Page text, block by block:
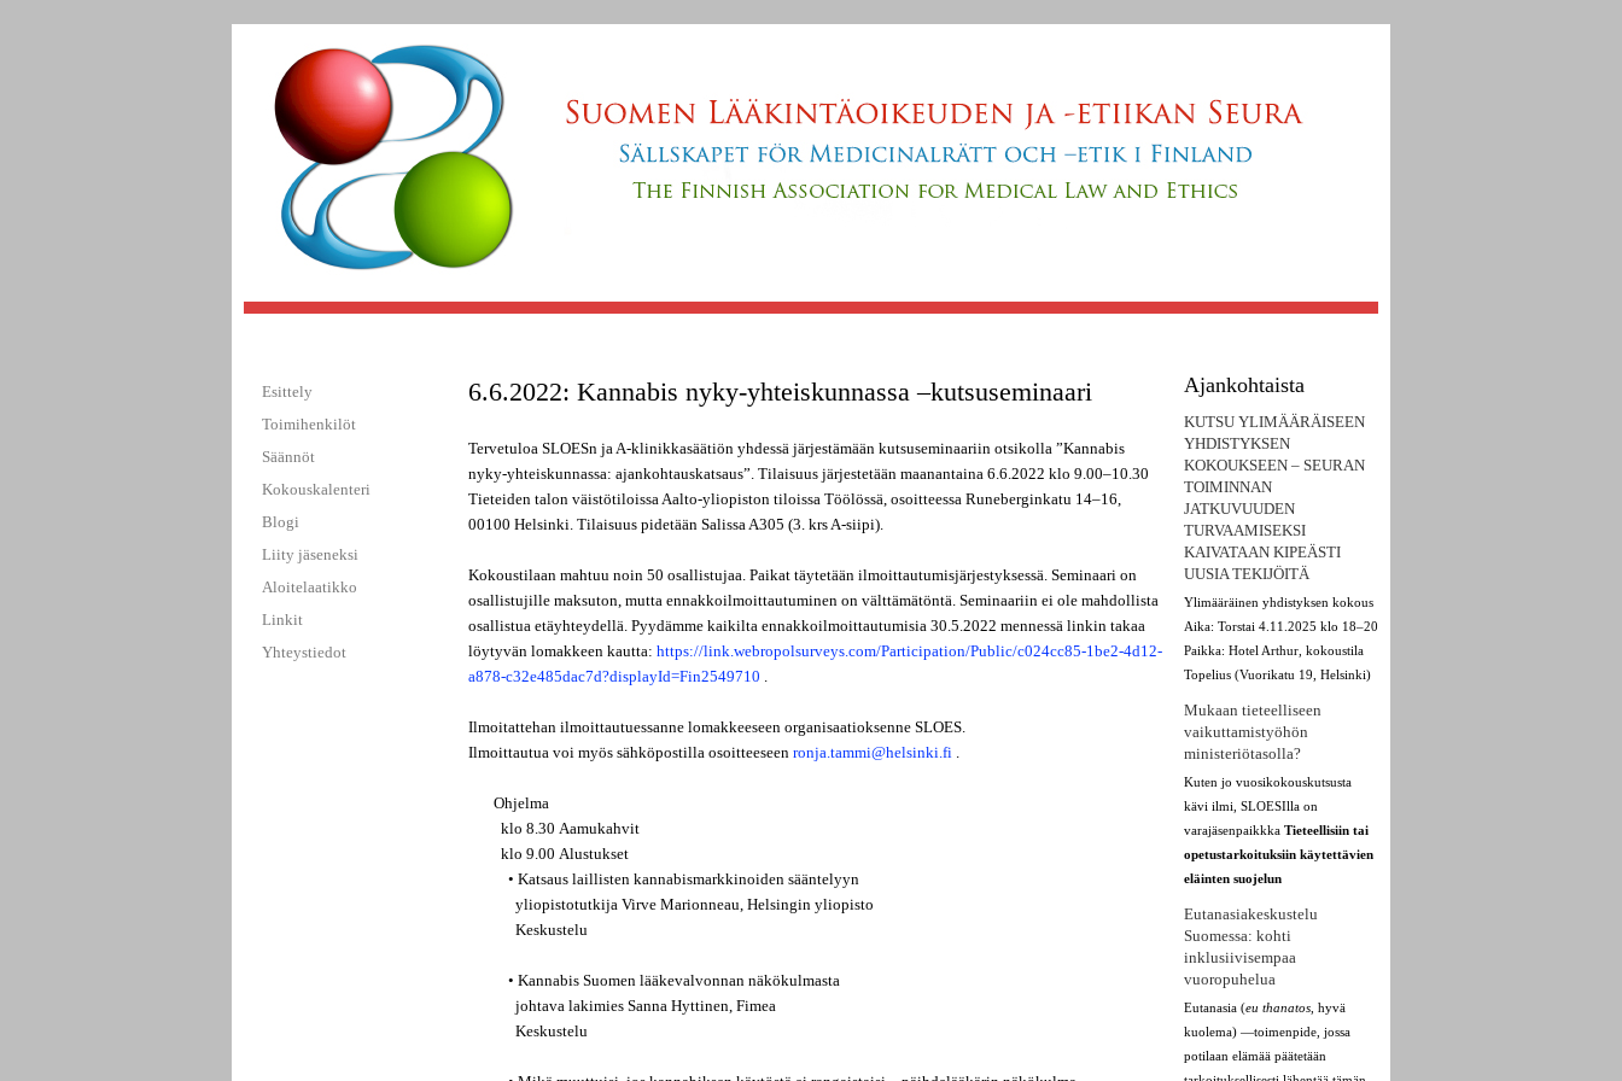
6.6.2022: Kannabis nyky-yhteiskunnassa –kutsuseminaari
Tervetuloa SLOESn ja A-klinikkasäätiön yhdessä järjestämään kutsuseminaariin otsikolla ”Kannabis
nyky-yhteiskunnassa: ajankohtauskatsaus”. Tilaisuus järjestetään maanantaina 6.6.2022 klo 9.00–10.30
Tieteiden talon väistötiloissa Aalto-yliopiston tiloissa Töölössä, osoitteessa Runeberginkatu 14–16,
00100 Helsinki. Tilaisuus pidetään Salissa A305 (3. krs A-siipi).
Kokoustilaan mahtuu noin 50 osallistujaa. Paikat täytetään ilmoittautumisjärjestyksessä. Seminaari on
osallistujille maksuton, mutta ennakkoilmoittautuminen on välttämätöntä. Seminaariin ei ole mahdollista
osallistua etäyhteydellä. Pyydämme kaikilta ennakkoilmoittautumisia 30.5.2022 mennessä linkin takaa
löytyvän lomakkeen kautta: https://link.webropolsurveys.com/Participation/Public/c024cc85-1be2-4d12-
a878-c32e485dac7d?displayId=Fin2549710
Ilmoitattehan ilmoittautuessanne lomakkeeseen organisaatioksenne SLOES.
Ilmoittautua voi myös sähköpostilla osoitteeseen ronja.tammi@helsinki.fi
Ohjelma
klo 8.30 Aamukahvit
klo 9.00 Alustukset
• Katsaus laillisten kannabismarkkinoiden sääntelyyn
yliopistotutkija Virve Marionneau, Helsingin yliopisto
Keskustelu
• Kannabis Suomen lääkevalvonnan näkökulmasta
johtava lakimies Sanna Hyttinen, Fimea
Keskustelu
Esittely
Toimihenkilöt
Säännöt
Kokouskalenteri
Blogi
Liity jäseneksi
Aloitelaatikko
Linkit
Yhteystiedot
Ajankohtaista
KUTSU YLIMÄÄRÄISEEN
YHDISTYKSEN
KOKOUKSEEN – SEURAN
TOIMINNAN
JATKUVUUDEN
TURVAAMISEKSI
KAIVATAAN KIPEÄSTI
UUSIA TEKIJÖITÄ
Ylimääräinen yhdistyksen kokous
Aika: Torstai 4.11.2025 klo 18–20
Paikka: Hotel Arthur, kokoustila
Topelius (Vuorikatu 19, Helsinki)
Mukaan tieteelliseen
vaikuttamistyöhön
ministeriötasolla?
Kuten jo vuosikokouskutsusta
kävi ilmi, SLOESIlla on
varajäsenpaikkka Tieteellisiin tai
opetustarkoituksiin käytettävien
eläinten suojelun
Eutanasiakeskustelu
Suomessa: kohti
inklusiivisempaa
vuoropuhelua
Eutanasia (eu thanatos , hyvä
kuolema) —toimenpide, jossa
potilaan elämää päätetään